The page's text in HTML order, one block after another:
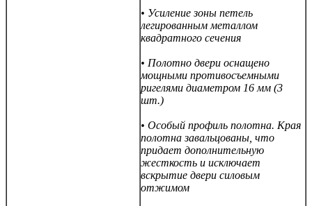
• Усиление зоны петель
легированным металлом
квадратного сечения
• Полотно двери оснащено
мощными противосъемными
ригелями диаметром 16 мм (3
шт.)
• Особый профиль полотна. Края
полотна завальцованы, что
придает дополнительную
жесткость и исключает
вскрытие двери силовым
отжимом